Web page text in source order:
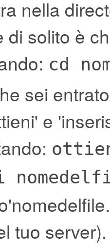
nella
di solito è
cd
sei
e
tuo server).